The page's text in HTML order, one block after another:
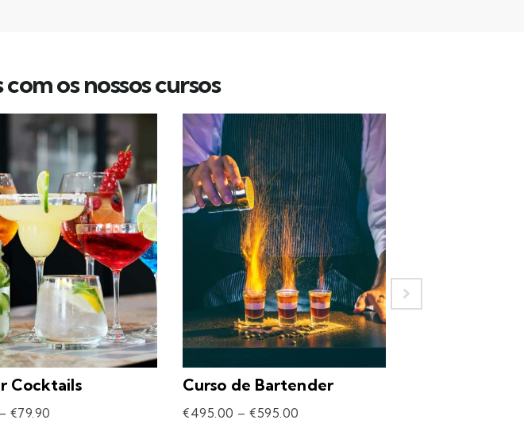
os nossos cursos
Cocktails
– €79.90
Curso de Bartender
€495.00 – €595.00